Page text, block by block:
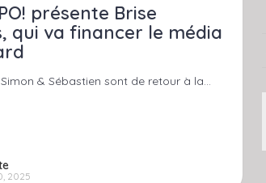
présente Brise
qui va financer le média
& Sébastien sont de retour à la…
2025